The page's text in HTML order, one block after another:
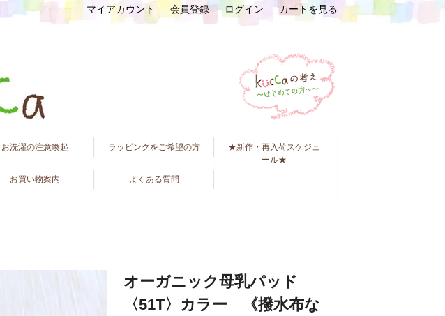
マイアカウント 会員登録 ログイン カートを見る
お洗濯の注意喚起 ラッピングをご希望の方
★新作・再入荷スケジュ
ール★
お買い物案内 よくある質問
オーガニック母乳パッド
〈51T〉カラー 《撥水布な